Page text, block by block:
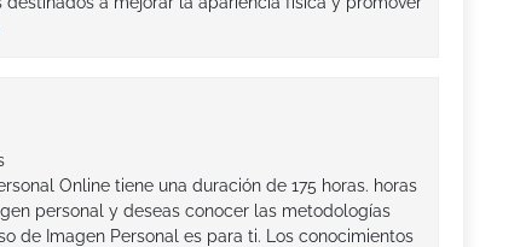
Online tiene una duración de 175 horas. horas
personal y deseas conocer las metodologías
de Imagen Personal es para ti. Los conocimientos